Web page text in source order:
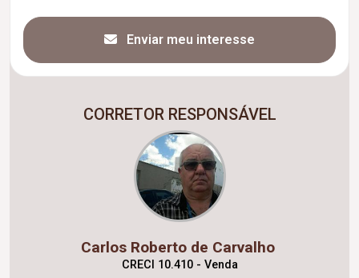
Enviar meu interesse
CORRETOR RESPONSÁVEL
Carlos Roberto de Carvalho
CRECI 10.410 - Venda